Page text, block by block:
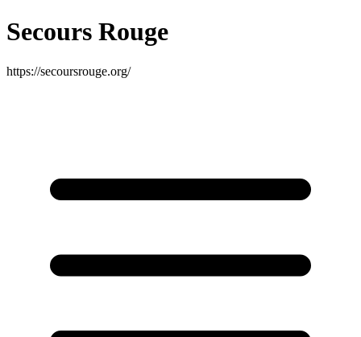
Secours Rouge
https://secoursrouge.org/